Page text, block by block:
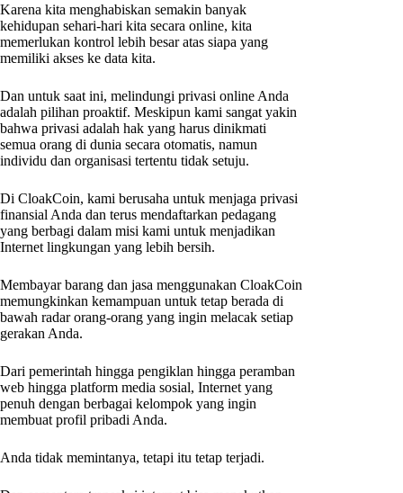
Karena kita menghabiskan semakin banyak
kehidupan sehari-hari kita secara online, kita
memerlukan kontrol lebih besar atas siapa yang
memiliki akses ke data kita.
Dan untuk saat ini, melindungi privasi online Anda
adalah pilihan proaktif. Meskipun kami sangat yakin
bahwa privasi adalah hak yang harus dinikmati
semua orang di dunia secara otomatis, namun
individu dan organisasi tertentu tidak setuju.
Di CloakCoin, kami berusaha untuk menjaga privasi
finansial Anda dan terus mendaftarkan pedagang
yang berbagi dalam misi kami untuk menjadikan
Internet lingkungan yang lebih bersih.
Membayar barang dan jasa menggunakan CloakCoin
memungkinkan kemampuan untuk tetap berada di
bawah radar orang-orang yang ingin melacak setiap
gerakan Anda.
Dari pemerintah hingga pengiklan hingga peramban
web hingga platform media sosial, Internet yang
penuh dengan berbagai kelompok yang ingin
membuat profil pribadi Anda.
Anda tidak memintanya, tetapi itu tetap terjadi.